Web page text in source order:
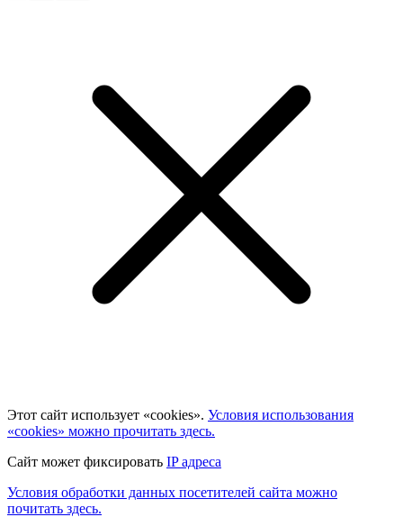
Этот сайт использует «cookies». Условия использования
«cookies» можно прочитать здесь.
Сайт может фиксировать IP адреса
Условия обработки данных посетителей сайта можно
почитать здесь.